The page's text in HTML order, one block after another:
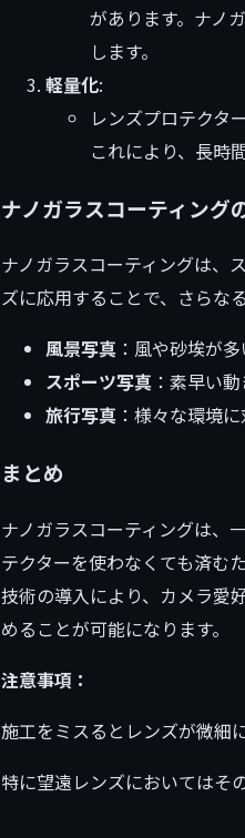
があります。ナノ
します。
軽量化:
レンズプロテクタ
これにより、長時
ナノガラスコーティング
ナノガラスコーティングは、
ズに応用することで、さらな
風景写真 ：風や砂埃が
スポーツ写真 ：素早い
旅行写真 ：様々な環境
まとめ
ナノガラスコーティングは、
テクターを使わなくても済む
技術の導入により、カメラ愛
めることが可能になります。
注意事項：
施工をミスるとレンズが微細
特に望遠レンズにおいてはそ